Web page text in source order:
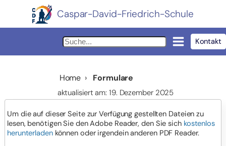
Caspar-David-Friedrich-Schule
Kontakt
Home › Formulare
aktualisiert am: 19. Dezember 2025
Um die auf dieser Seite zur Verfügung gestellten Dateien zu
lesen, benötigen Sie den Adobe Reader, den Sie sich kostenlos
herunterladenkönnen oder irgendein anderen PDF Reader.